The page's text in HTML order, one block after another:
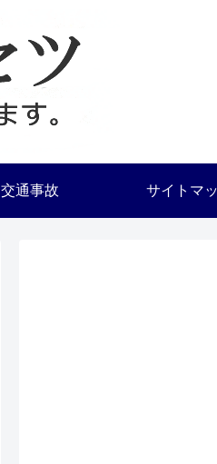
交通事故 サイトマ